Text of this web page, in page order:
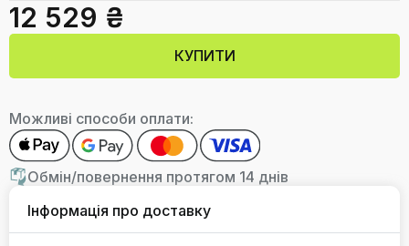
12 529 ₴
КУПИТИ
Можливі способи оплати:
Обмін/повернення протягом 14 днів
Інформація про доставку